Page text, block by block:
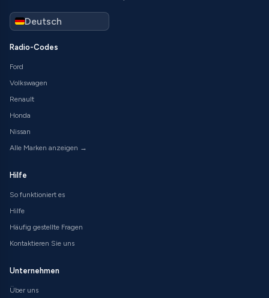
Radio-Codes
Ford
Volkswagen
Renault
Honda
Nissan
Alle Marken anzeigen →
Hilfe
So funktioniert es
Hilfe
Häufig gestellte Fragen
Kontaktieren Sie uns
Unternehmen
Über uns